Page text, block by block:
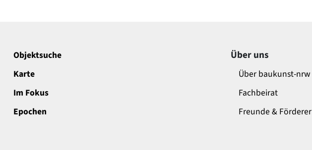
Objektsuche
Karte
Im Fokus
Epochen
Über uns
Über baukunst-nrw
Fachbeirat
Freunde & Förderer